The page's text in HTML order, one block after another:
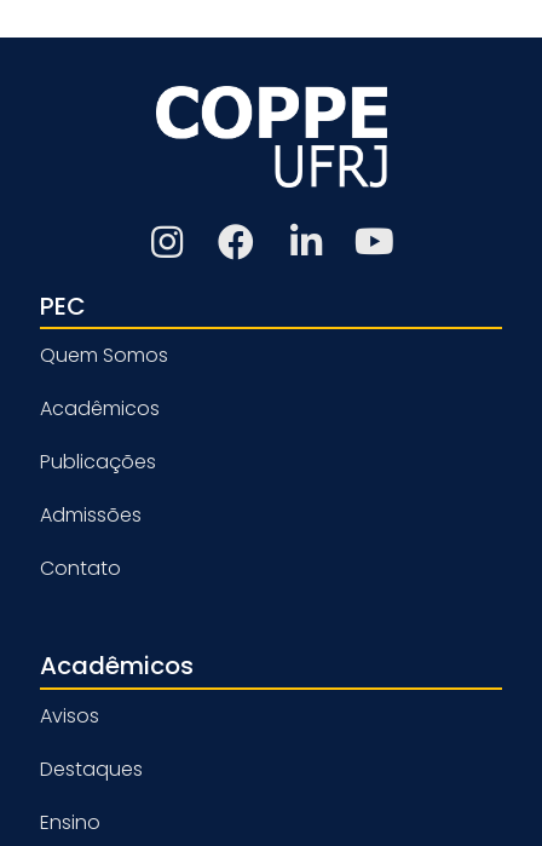
PEC
Quem Somos
Acadêmicos
Publicações
Admissões
Contato
Acadêmicos
Avisos
Destaques
Ensino